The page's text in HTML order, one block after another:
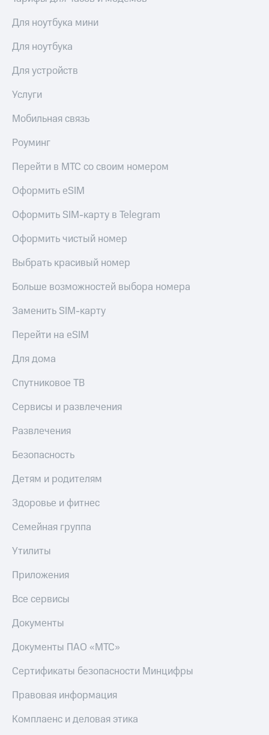
Для ноутбука мини
Для ноутбука
Для устройств
Услуги
Мобильная связь
Роуминг
Перейти в МТС со своим номером
Оформить eSIM
Оформить SIM-карту в Telegram
Оформить чистый номер
Выбрать красивый номер
Больше возможностей выбора номера
Заменить SIM-карту
Перейти на eSIM
Для дома
Спутниковое ТВ
Сервисы и развлечения
Развлечения
Безопасность
Детям и родителям
Здоровье и фитнес
Семейная группа
Утилиты
Приложения
Все сервисы
Документы
Документы ПАО «МТС»
Сертификаты безопасности Минцифры
Правовая информация
Комплаенс и деловая этика